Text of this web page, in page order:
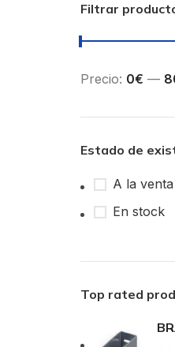
Filtrar
Precio: 0€ —
Estado de
A la venta
En stock
Top rated